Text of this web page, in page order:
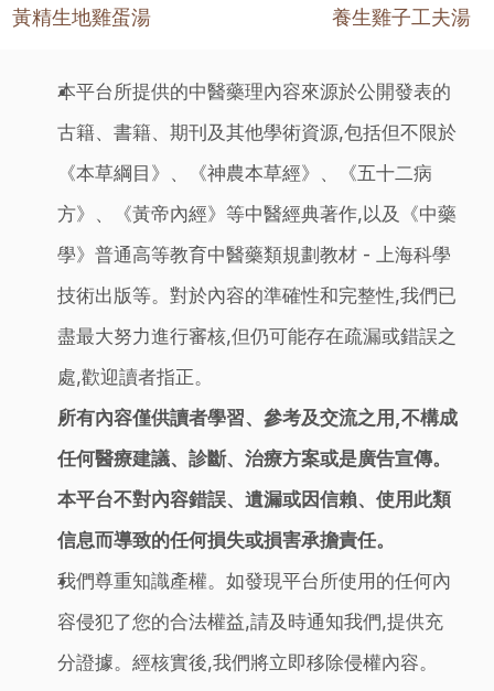
黃精生地雞蛋湯
養生雞子工夫湯
本平台所提供的中醫藥理內容來源於公開發表的
古籍、書籍、期刊及其他學術資源,包括但不限於
《本草綱目》、《神農本草經》、《五十二病
方》、《黃帝內經》等中醫經典著作,以及《中藥
學》普通高等教育中醫藥類規劃教材 - 上海科學
技術出版等。對於內容的準確性和完整性,我們已
盡最大努力進行審核,但仍可能存在疏漏或錯誤之
處,歡迎讀者指正。
所有內容僅供讀者學習、參考及交流之用,不構成
任何醫療建議、診斷、治療方案或是廣告宣傳。
本平台不對內容錯誤、遺漏或因信賴、使用此類
信息而導致的任何損失或損害承擔責任。
我們尊重知識產權。如發現平台所使用的任何內
容侵犯了您的合法權益,請及時通知我們,提供充
分證據。經核實後,我們將立即移除侵權內容。